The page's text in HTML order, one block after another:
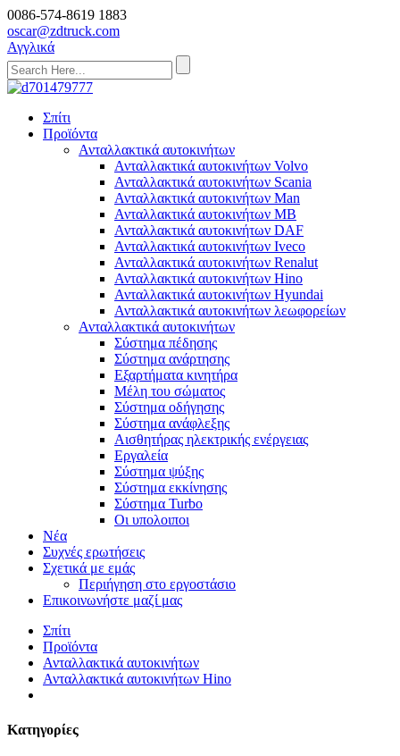
0086-574-8619 1883
oscar@zdtruck.com
Αγγλικά
Σπίτι
Προϊόντα
Ανταλλακτικά αυτοκινήτων
Ανταλλακτικά αυτοκινήτων Volvo
Ανταλλακτικά αυτοκινήτων Scania
Ανταλλακτικά αυτοκινήτων Man
Ανταλλακτικά αυτοκινήτων MB
Ανταλλακτικά αυτοκινήτων DAF
Ανταλλακτικά αυτοκινήτων Iveco
Ανταλλακτικά αυτοκινήτων Renalut
Ανταλλακτικά αυτοκινήτων Hino
Ανταλλακτικά αυτοκινήτων Hyundai
Ανταλλακτικά αυτοκινήτων λεωφορείων
Ανταλλακτικά αυτοκινήτων
Σύστημα πέδησης
Σύστημα ανάρτησης
Εξαρτήματα κινητήρα
Μέλη του σώματος
Σύστημα οδήγησης
Σύστημα ανάφλεξης
Αισθητήρας ηλεκτρικής ενέργειας
Εργαλεία
Σύστημα ψύξης
Σύστημα εκκίνησης
Σύστημα Turbo
Οι υπολοιποι
Νέα
Συχνές ερωτήσεις
Σχετικά με εμάς
Περιήγηση στο εργοστάσιο
Επικοινωνήστε μαζί μας
Σπίτι
Προϊόντα
Ανταλλακτικά αυτοκινήτων
Ανταλλακτικά αυτοκινήτων Hino
Κατηγορίες